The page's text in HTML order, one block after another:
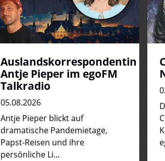
Auslandskorrespondentin
Antje Pieper im egoFM
Talkradio
05.08.2026
Antje Pieper blickt auf
dramatische Pandemietage,
Papst-Reisen und ihre
persönliche Li...